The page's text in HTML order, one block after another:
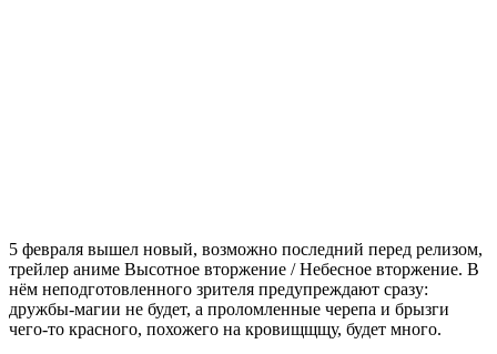
5 февраля вышел новый, возможно последний перед релизом,
трейлер аниме Высотное вторжение / Небесное вторжение. В
нём неподготовленного зрителя предупреждают сразу:
дружбы-магии не будет, а проломленные черепа и брызги
чего-то красного, похожего на кровищщщу, будет много.